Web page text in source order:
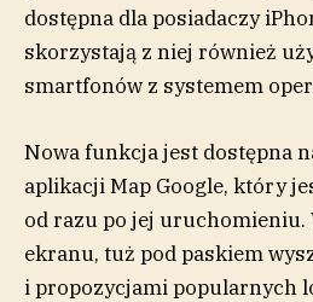
dostępna dla posiadaczy
skorzystają z niej również
smartfonów z systemem
Nowa funkcja jest dostępna
aplikacji Map Google, który
od razu po jej uruchomieniu.
ekranu, tuż pod paskiem
i propozycjami popularnych